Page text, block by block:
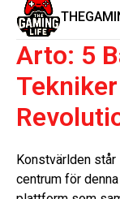
Arto: 5
Konstvärlden står
centrum för